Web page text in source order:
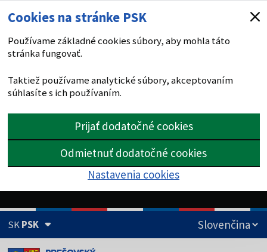
Cookies na stránke PSK
Používame základné cookies súbory, aby mohla táto
stránka fungovať.
Taktiež používame analytické súbory, akceptovaním
súhlasíte s ich používaním.
Prijať dodatočné cookies
Odmietnuť dodatočné cookies
Nastavenia cookies
SKPSK